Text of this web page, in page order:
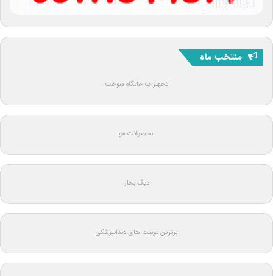
منتخب ماه
تجهیزات جایگاه سوخت
محصولات مو
دیگ بخار
برترین یونیت های دندانپزشکی